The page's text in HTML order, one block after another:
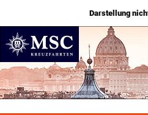
Darstellung